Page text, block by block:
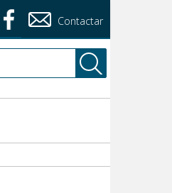
Contactar